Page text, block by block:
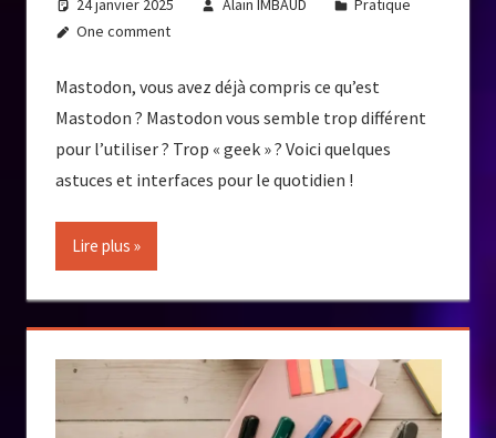
24 janvier 2025 Alain IMBAUD
Pratique
One comment
Mastodon, vous avez déjà compris ce qu’est
Mastodon ? Mastodon vous semble trop différent
pour l’utiliser ? Trop « geek » ? Voici quelques
astuces et interfaces pour le quotidien !
Lire plus